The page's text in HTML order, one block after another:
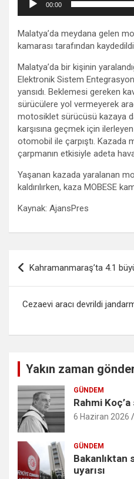
00:00
Malatya’da meydana gelen
kamarası tarafından
Malatya’da bir kişinin
Elektronik Sistem
yansıdı. Beklemesi gereken
sürücülere yol vermeyerek
motosiklet sürücüsü kazaya
karşısına geçmek için
otomobil ile çarpıştı. Kazada
çarpmanın etkisiyle adeta
Yaşanan kazada yaralanan
kaldırılırken, kaza MOBESE
Kaynak: AjansPres
Yazı
gezinmesi
Kahramanmaraş’ta 4.1
Cezaevi aracı devrildi
Yakın zaman
GÜNDEM
Rahmi
6 Haziran 2026
GÜNDEM
Bakanlıktan
uyarısı